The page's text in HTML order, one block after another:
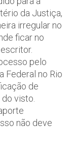
da Justiça,
irregular no
ficar no
pelo
Federal no Rio
de
visto.
não deve